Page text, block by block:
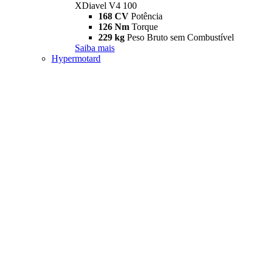
XDiavel V4 100
168 CV Potência
126 Nm Torque
229 kg Peso Bruto sem Combustível
Saiba mais
Hypermotard